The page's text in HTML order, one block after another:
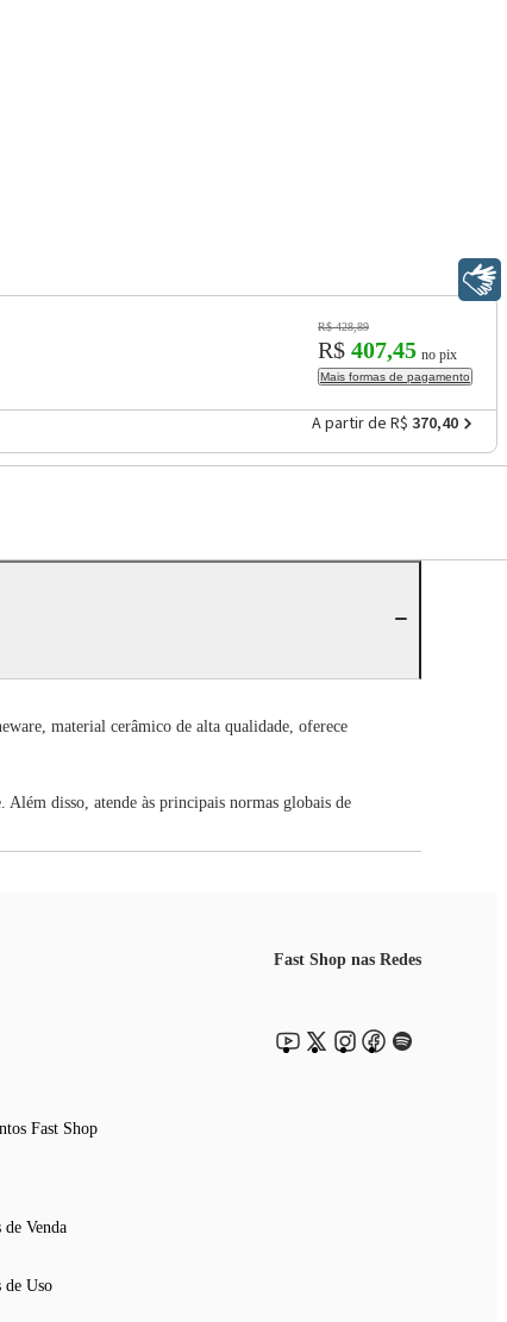
R$ 428,89
R$ 407,45 no pix
Mais formas de pagamento
A partir de R$ 370,40
material cerâmico de alta qualidade, oferece
Além disso, atende às principais normas globais de
Fast Shop
de Venda
de Uso
Fast Shop nas Redes